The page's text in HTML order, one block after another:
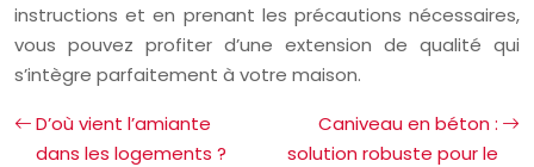
instructions et en prenant les précautions nécessaires,
vous pouvez profiter d’une extension de qualité qui
s’intègre parfaitement à votre maison.
D’où vient l’amiante
dans les logements ?
Caniveau en béton :
solution robuste pour le